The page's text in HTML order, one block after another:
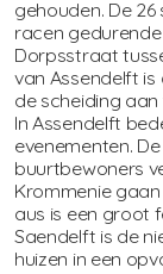
gehouden. De
racen
Dorpsstraat
van Assendelft
de scheiding
In Assendelft
evenementen.
buurtbewoners
Krommenie
aus is een groot
Saendelft is de
huizen in een